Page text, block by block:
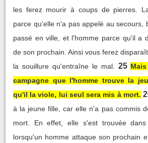
les ferez mourir à coups de pierres.
parce qu'elle n'a pas appelé au secours,
passé en ville, et l'homme parce qu'il a
de son prochain. Ainsi vous ferez
la souillure qu'entraîne le mal.
25
campagne que l'homme trouve la
qu'il la viole, lui seul sera mis à mort.
à la jeune fille, car elle n'a pas commis
mort. En effet, elle s'est trouvée
lorsqu'un homme attaque son prochain